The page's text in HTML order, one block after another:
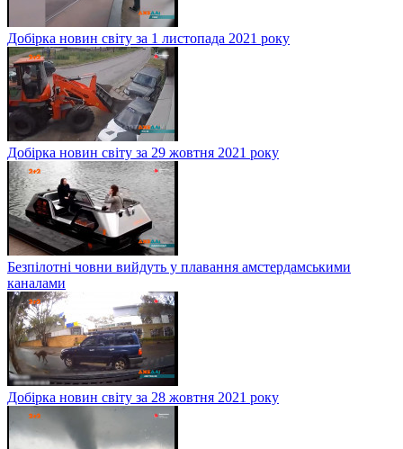
Добірка новин світу за 1 листопада 2021 року
Добірка новин світу за 29 жовтня 2021 року
Безпілотні човни вийдуть у плавання амстердамськими
каналами
Добірка новин світу за 28 жовтня 2021 року